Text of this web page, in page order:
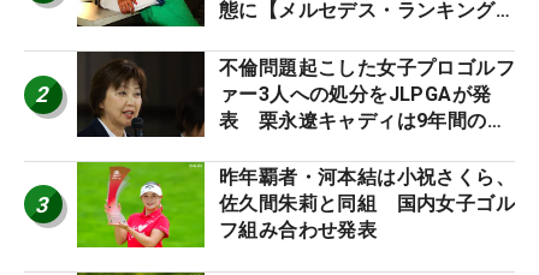
態に【メルセデス・ランキング番
2
不倫問題起こした女子プロゴルフ
ァー3人への処分をJLPGAが発
表 栗永遼キャディは9年間の立
3
昨年覇者・河本結は小祝さくら、
佐久間朱莉と同組 国内女子ゴル
フ組み合わせ発表